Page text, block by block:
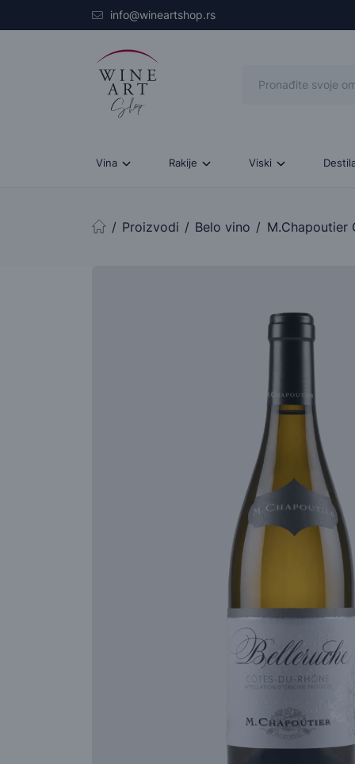
Skip to main contentinfo@wineartshop.rs
Vina Rakije Viski
Početna stranica
Proizvodi Belo vino M.Chapoutier